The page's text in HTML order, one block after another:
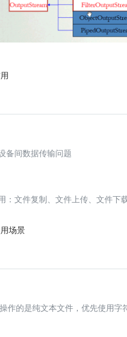
备间数据传输问题
：文件复制、文件上传、文件下
场景
作的是纯文本文件，优先使用字